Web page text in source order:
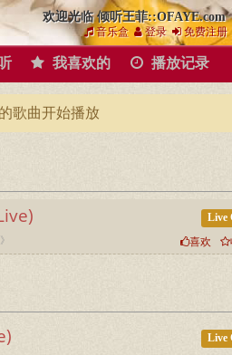
欢迎光临 倾听王菲::OFAYE.com
音乐盒 登录 免费注册
我喜欢的 播放记录
歌曲开始播放
Live
喜欢
Live